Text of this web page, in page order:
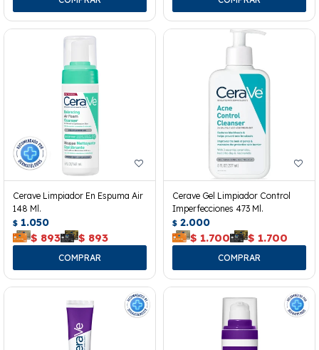
Cerave Limpiador En Espuma Air
148 Ml.
$ 1.050
$ 893 $ 893
Cerave Gel Limpiador Control
Imperfecciones 473 Ml.
$ 2.000
$ 1.700 $ 1.700